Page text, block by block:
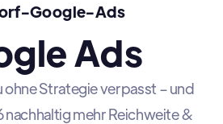
Google-Ads
Ads
Strategie verpasst – und
nachhaltig mehr Reichweite &